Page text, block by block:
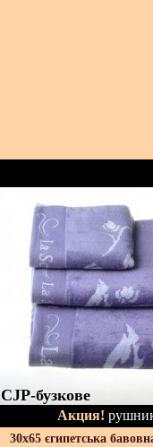
CJP-бузкове
Акция!
30х65 єгипетська